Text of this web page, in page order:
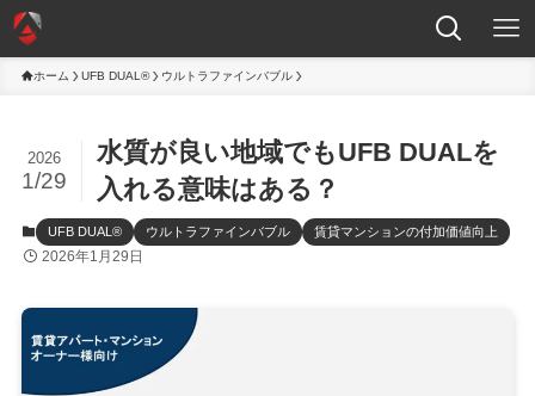
ホーム UFB DUAL® ウルトラファインバブル
水質が良い地域でもUFB DUALを
入れる意味はある？
2026
1/29
UFB DUAL® ウルトラファインバブル 賃貸マンションの付加価値向上
2026年1月29日